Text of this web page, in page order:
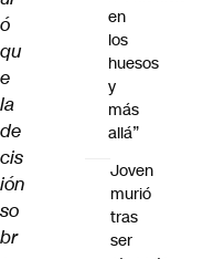
ó
qu
e
la
de
cis
ión
so
br
en
los
huesos
y
más
allá”
Joven
murió
tras
ser